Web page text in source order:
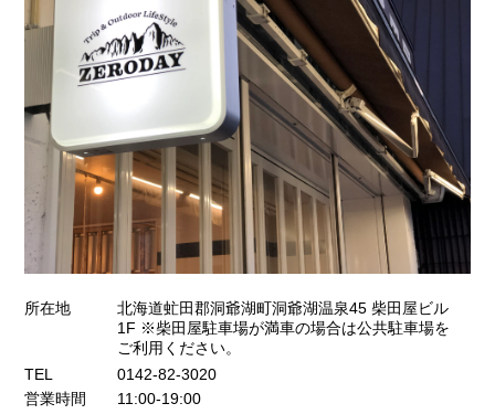
所在地
北海道虻田郡洞爺湖町洞爺湖温泉45 柴田屋ビル
1F ※柴田屋駐車場が満車の場合は公共駐車場を
ご利用ください。
TEL
0142-82-3020
営業時間
11:00-19:00